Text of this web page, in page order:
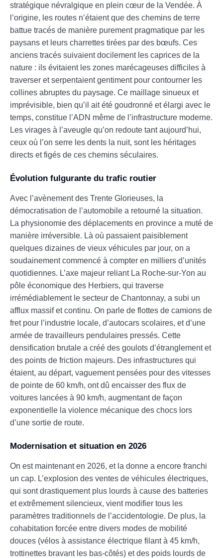
stratégique névralgique en plein cœur de la Vendée. À
l’origine, les routes n’étaient que des chemins de terre
battue tracés de manière purement pragmatique par les
paysans et leurs charrettes tirées par des bœufs. Ces
anciens tracés suivaient docilement les caprices de la
nature : ils évitaient les zones marécageuses difficiles à
traverser et serpentaient gentiment pour contourner les
collines abruptes du paysage. Ce maillage sinueux et
imprévisible, bien qu’il ait été goudronné et élargi avec le
temps, constitue l’ADN même de l’infrastructure moderne.
Les virages à l’aveugle qu’on redoute tant aujourd’hui,
ceux où l’on serre les dents la nuit, sont les héritages
directs et figés de ces chemins séculaires.
Évolution fulgurante du trafic routier
Avec l’avènement des Trente Glorieuses, la
démocratisation de l’automobile a retourné la situation.
La physionomie des déplacements en province a muté de
manière irréversible. Là où passaient paisiblement
quelques dizaines de vieux véhicules par jour, on a
soudainement commencé à compter en milliers d’unités
quotidiennes. L’axe majeur reliant La Roche-sur-Yon au
pôle économique des Herbiers, qui traverse
irrémédiablement le secteur de Chantonnay, a subi un
afflux massif et continu. On parle de flottes de camions de
fret pour l’industrie locale, d’autocars scolaires, et d’une
armée de travailleurs pendulaires pressés. Cette
densification brutale a créé des goulots d’étranglement et
des points de friction majeurs. Des infrastructures qui
étaient, au départ, vaguement pensées pour des vitesses
de pointe de 60 km/h, ont dû encaisser des flux de
voitures lancées à 90 km/h, augmentant de façon
exponentielle la violence mécanique des chocs lors
d’une sortie de route.
Modernisation et situation en 2026
On est maintenant en 2026, et la donne a encore franchi
un cap. L’explosion des ventes de véhicules électriques,
qui sont drastiquement plus lourds à cause des batteries
et extrêmement silencieux, vient modifier tous les
paramètres traditionnels de l’accidentologie. De plus, la
cohabitation forcée entre divers modes de mobilité
douces (vélos à assistance électrique filant à 45 km/h,
trottinettes bravant les bas-côtés) et des poids lourds de